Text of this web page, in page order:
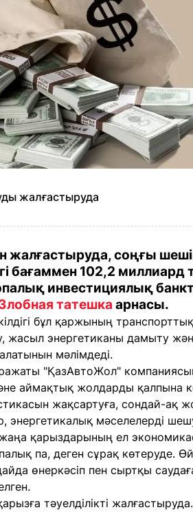
жалғастыруда
жалғастыруда, соңғы
бағаммен 102,2 миллиард
инвестициялық
татешка арнасы.
бұл қаржының
жасыл энергетиканы дамыту
мәлімдеді.
"ҚазАвтоЖол"
аймақтық жолдарды қалпына
жақсартуға, сондай-ақ жол
мәселелерді
қарыздарының ел
па, деген сұрақ көтеруде.
өнеркәсіп пен сыртқы
тәуелділікті